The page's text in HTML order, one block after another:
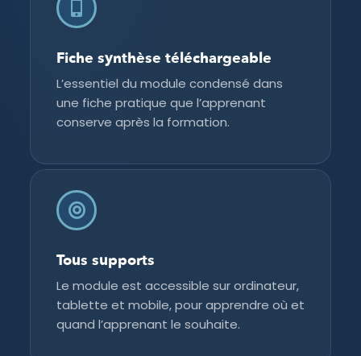
Fiche synthèse téléchargeable
L’essentiel du module condensé dans
une fiche pratique que l’apprenant
conserve après la formation.
Tous supports
Le module est accessible sur ordinateur,
tablette et mobile, pour apprendre où et
quand l’apprenant le souhaite.